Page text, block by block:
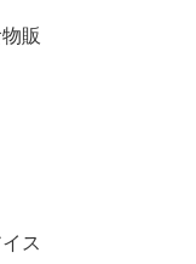
販
ス